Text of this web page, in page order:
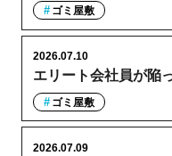
ゴミ屋敷
エリート会社員が陥
2026.07.10
ゴミ屋敷
2026.07.09